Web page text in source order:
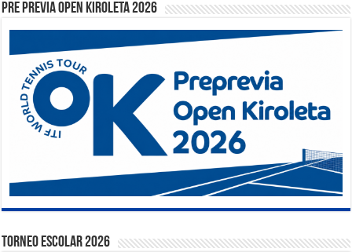
PRE PREVIA OPEN KIROLETA 2026
TORNEO ESCOLAR 2026